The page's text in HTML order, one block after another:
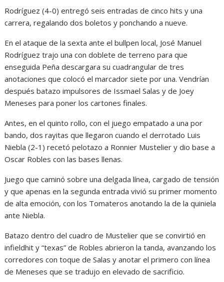
Rodríguez (4-0) entregó seis entradas de cinco hits y una
carrera, regalando dos boletos y ponchando a nueve.
En el ataque de la sexta ante el bullpen local, José Manuel
Rodríguez trajo una con doblete de terreno para que
enseguida Peña descargara su cuadrangular de tres
anotaciones que colocó el marcador siete por una. Vendrían
después batazo impulsores de Issmael Salas y de Joey
Meneses para poner los cartones finales.
Antes, en el quinto rollo, con el juego empatado a una por
bando, dos rayitas que llegaron cuando el derrotado Luis
Niebla (2-1) recetó pelotazo a Ronnier Mustelier y dio base a
Oscar Robles con las bases llenas.
Juego que caminó sobre una delgada línea, cargado de tensión
y que apenas en la segunda entrada vivió su primer momento
de alta emoción, con los Tomateros anotando la de la quiniela
ante Niebla.
Batazo dentro del cuadro de Mustelier que se convirtió en
infieldhit y “texas” de Robles abrieron la tanda, avanzando los
corredores con toque de Salas y anotar el primero con línea
de Meneses que se tradujo en elevado de sacrificio.